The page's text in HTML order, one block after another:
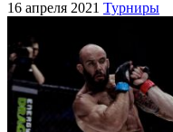
16 апреля 2021 Турниры